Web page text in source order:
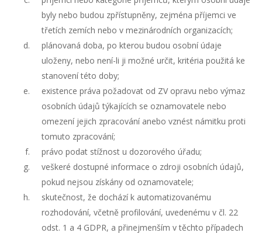
byly nebo budou zpřístupněny, zejména příjemci ve
třetích zemích nebo v mezinárodních organizacích;
plánovaná doba, po kterou budou osobní údaje
uloženy, nebo není-li ji možné určit, kritéria použitá ke
stanovení této doby;
existence práva požadovat od ZV opravu nebo výmaz
osobních údajů týkajících se oznamovatele nebo
omezení jejich zpracování anebo vznést námitku proti
tomuto zpracování;
právo podat stížnost u dozorového úřadu;
veškeré dostupné informace o zdroji osobních údajů,
pokud nejsou získány od oznamovatele;
skutečnost, že dochází k automatizovanému
rozhodování, včetně profilování, uvedenému v čl. 22
odst. 1 a 4 GDPR, a přinejmenším v těchto případech